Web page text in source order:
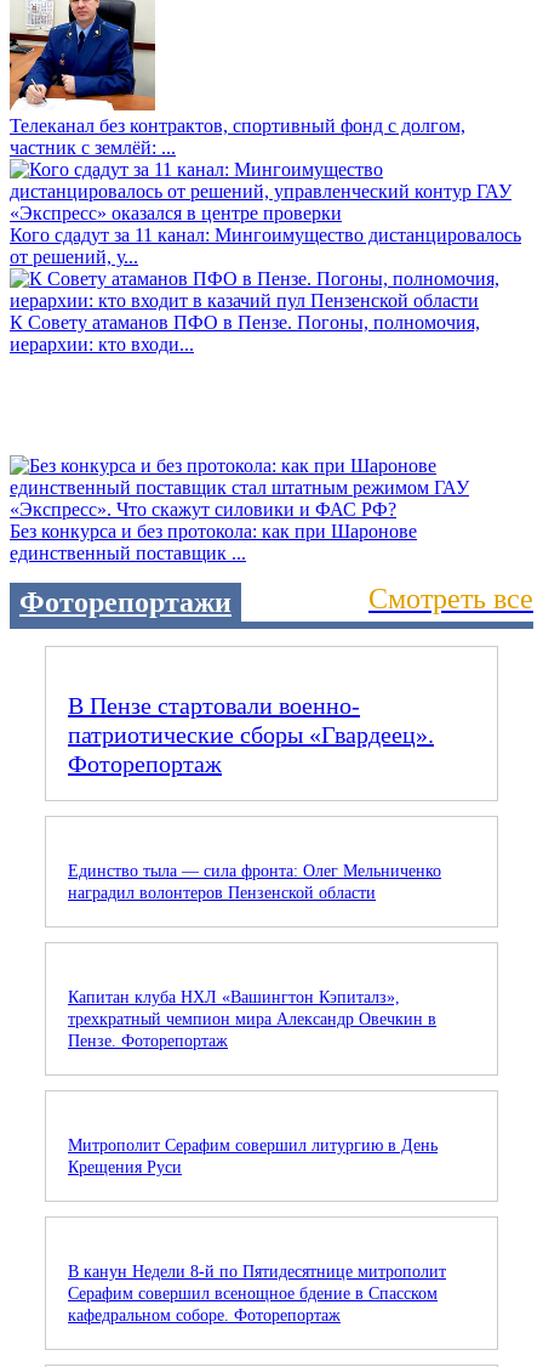
Телеканал без контрактов, спортивный фонд с долгом,
частник с землёй: ...
Кого сдадут за 11 канал: Мингоимущество дистанцировалось
от решений, у...
К Совету атаманов ПФО в Пензе. Погоны, полномочия,
иерархии: кто входи...
Без конкурса и без протокола: как при Шаронове
единственный поставщик ...
Фоторепортажи Смотреть все
В Пензе стартовали военно-
патриотические сборы «Гвардеец».
Фоторепортаж
Единство тыла — сила фронта: Олег Мельниченко
наградил волонтеров Пензенской области
Капитан клуба НХЛ «Вашингтон Кэпиталз»,
трехкратный чемпион мира Александр Овечкин в
Пензе. Фоторепортаж
Митрополит Серафим совершил литургию в День
Крещения Руси
В канун Недели 8-й по Пятидесятнице митрополит
Серафим совершил всенощное бдение в Спасском
кафедральном соборе. Фоторепортаж